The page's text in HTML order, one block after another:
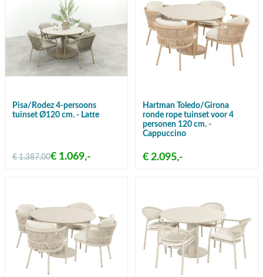
Pisa/Rodez 4-persoons
tuinset Ø120 cm. - Latte
€ 1.387,00€ 1.069,-
Hartman Toledo/Girona
ronde rope tuinset voor 4
personen 120 cm. -
Cappuccino
€ 2.095,-